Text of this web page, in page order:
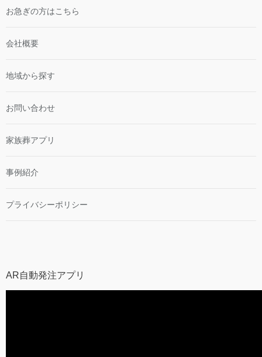
お急ぎの方はこちら
会社概要
地域から探す
お問い合わせ
家族葬アプリ
事例紹介
プライバシーポリシー
AR自動発注アプリ